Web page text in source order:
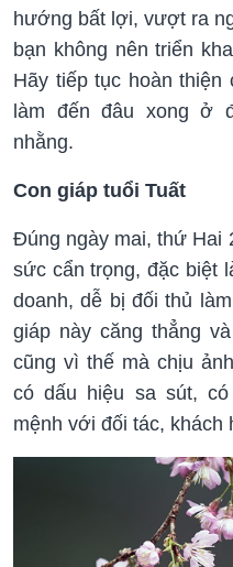
hướng bất lợi, vượt ra
bạn không nên triển
Hãy tiếp tục hoàn thiện
làm đến đâu xong ở
nhằng.
Con giáp tuổi Tuất
Đúng ngày mai, thứ Hai
sức cẩn trọng, đặc biệt
doanh, dễ bị đối thủ
giáp này căng thẳng
cũng vì thế mà chịu
có dấu hiệu sa sút,
mệnh với đối tác, khách